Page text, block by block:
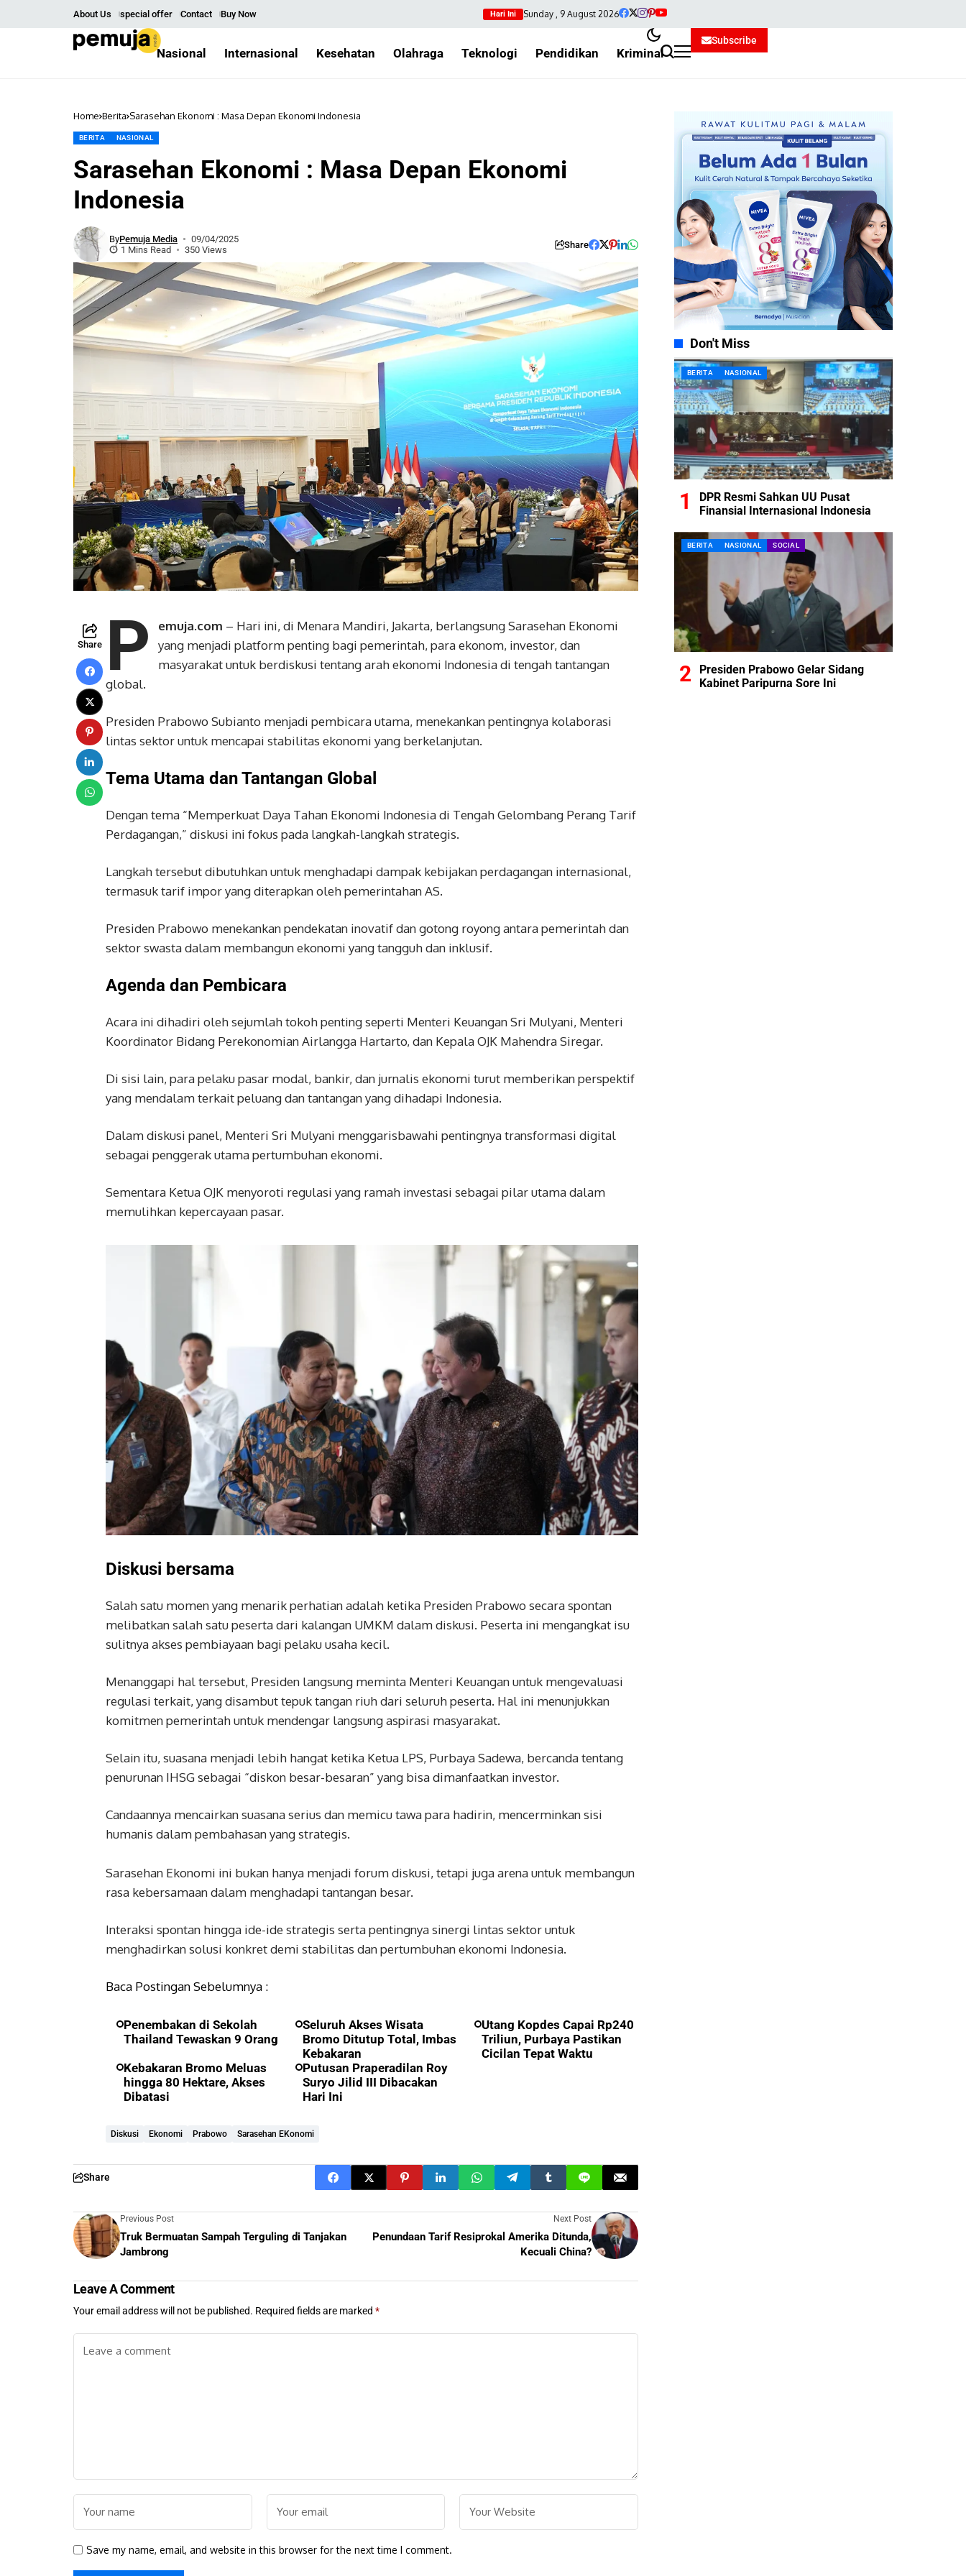
About Us special offer Contact Buy Now Hari Ini Sunday , 9 August 2026
Nasional Internasional Kesehatan Olahraga Teknologi Pendidikan Kriminal
Subscribe
Home Berita Sarasehan Ekonomi : Masa Depan Ekonomi Indonesia
BERITA NASIONAL
Sarasehan Ekonomi : Masa Depan Ekonomi
Indonesia
ByPemuja Media
09/04/2025
1 Mins Read
350 Views Share
Share P emuja.com – Hari ini, di Menara Mandiri, Jakarta, berlangsung Sarasehan Ekonomi
yang menjadi platform penting bagi pemerintah, para ekonom, investor, dan
masyarakat untuk berdiskusi tentang arah ekonomi Indonesia di tengah tantangan
global.
Presiden Prabowo Subianto menjadi pembicara utama, menekankan pentingnya kolaborasi
lintas sektor untuk mencapai stabilitas ekonomi yang berkelanjutan.
Tema Utama dan Tantangan Global
Dengan tema “Memperkuat Daya Tahan Ekonomi Indonesia di Tengah Gelombang Perang Tarif
Perdagangan,” diskusi ini fokus pada langkah-langkah strategis.
Langkah tersebut dibutuhkan untuk menghadapi dampak kebijakan perdagangan internasional,
termasuk tarif impor yang diterapkan oleh pemerintahan AS.
Presiden Prabowo menekankan pendekatan inovatif dan gotong royong antara pemerintah dan
sektor swasta dalam membangun ekonomi yang tangguh dan inklusif.
Agenda dan Pembicara
Acara ini dihadiri oleh sejumlah tokoh penting seperti Menteri Keuangan Sri Mulyani, Menteri
Koordinator Bidang Perekonomian Airlangga Hartarto, dan Kepala OJK Mahendra Siregar.
Di sisi lain, para pelaku pasar modal, bankir, dan jurnalis ekonomi turut memberikan perspektif
yang mendalam terkait peluang dan tantangan yang dihadapi Indonesia.
Dalam diskusi panel, Menteri Sri Mulyani menggarisbawahi pentingnya transformasi digital
sebagai penggerak utama pertumbuhan ekonomi.
Sementara Ketua OJK menyoroti regulasi yang ramah investasi sebagai pilar utama dalam
memulihkan kepercayaan pasar.
Diskusi bersama
Salah satu momen yang menarik perhatian adalah ketika Presiden Prabowo secara spontan
melibatkan salah satu peserta dari kalangan UMKM dalam diskusi. Peserta ini mengangkat isu
sulitnya akses pembiayaan bagi pelaku usaha kecil.
Menanggapi hal tersebut, Presiden langsung meminta Menteri Keuangan untuk mengevaluasi
regulasi terkait, yang disambut tepuk tangan riuh dari seluruh peserta. Hal ini menunjukkan
komitmen pemerintah untuk mendengar langsung aspirasi masyarakat.
Selain itu, suasana menjadi lebih hangat ketika Ketua LPS, Purbaya Sadewa, bercanda tentang
penurunan IHSG sebagai “diskon besar-besaran” yang bisa dimanfaatkan investor.
Candaannya mencairkan suasana serius dan memicu tawa para hadirin, mencerminkan sisi
humanis dalam pembahasan yang strategis.
Sarasehan Ekonomi ini bukan hanya menjadi forum diskusi, tetapi juga arena untuk membangun
rasa kebersamaan dalam menghadapi tantangan besar.
Interaksi spontan hingga ide-ide strategis serta pentingnya sinergi lintas sektor untuk
menghadirkan solusi konkret demi stabilitas dan pertumbuhan ekonomi Indonesia.
Baca Postingan Sebelumnya :
Penembakan di Sekolah
Thailand Tewaskan 9 Orang
Seluruh Akses Wisata
Bromo Ditutup Total, Imbas
Kebakaran
Utang Kopdes Capai Rp240
Triliun, Purbaya Pastikan
Cicilan Tepat Waktu
Kebakaran Bromo Meluas
hingga 80 Hektare, Akses
Dibatasi
Putusan Praperadilan Roy
Suryo Jilid III Dibacakan
Hari Ini
Diskusi Ekonomi Prabowo Sarasehan EKonomi
Share
Previous Post
Truk Bermuatan Sampah Terguling di Tanjakan
Jambrong
Next Post
Penundaan Tarif Resiprokal Amerika Ditunda,
Kecuali China?
Leave A Comment
Your email address will not be published. Required fields are marked *
Save my name, email, and website in this browser for the next time I comment.
Don't Miss
BERITA NASIONAL
DPR Resmi Sahkan UU Pusat
Finansial Internasional Indonesia
BERITA NASIONAL SOCIAL
Presiden Prabowo Gelar Sidang
Kabinet Paripurna Sore Ini